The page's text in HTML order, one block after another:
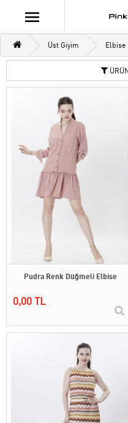
Üst Giyim Elbise
Pudra Renk Düğmeli Elbise
0,00 TL